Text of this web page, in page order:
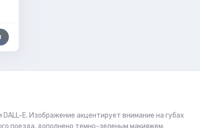
E. Изображение акцентирует внимание на губах
поезда, дополнено темно-зеленым макияжем.